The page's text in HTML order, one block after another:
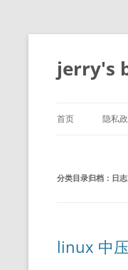
跳
正
文
jerry's
首页 隐私
分类目录归档： 日志
linux 中